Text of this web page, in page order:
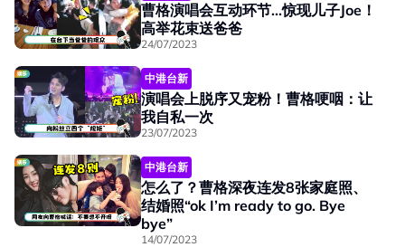
曹格演唱会互动环节...惊现儿子Joe！
高举花束送爸爸
24/07/2023
中港台新
演唱会上脱序又宠粉！曹格哽咽：让
我自私一次
23/07/2023
中港台新
怎么了？曹格深夜连发8张家庭照、
结婚照“ok I’m ready to go. Bye
bye”
14/07/2023